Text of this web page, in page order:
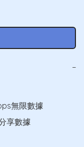
−
無限數據
享數據